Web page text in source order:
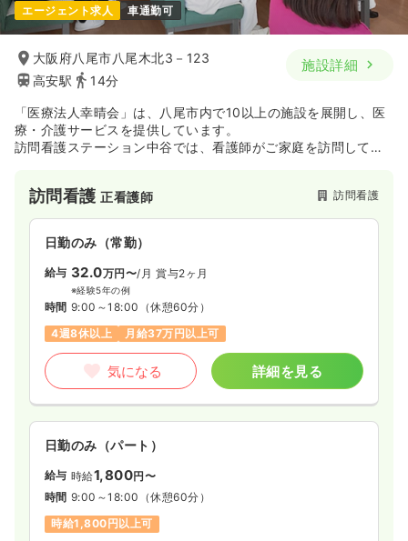
エージェント求人 車通勤可
大阪府八尾市八尾木北3－123
高安駅
14分
施設詳細
「医療法人幸晴会」は、八尾市内で10以上の施設を展開し、医
療・介護サービスを提供しています。
訪問看護ステーション中谷では、看護師がご家庭を訪問して、
訪問看護正看護師 訪問看護
日勤のみ（常勤）
給与 32.0万円〜/月 賞与2ヶ月
※経験5年の例
時間 9:00～18:00 （休憩60分）
4週8休以上
月給37万円以上可
気になる 詳細を見る
日勤のみ（パート）
給与 時給1,800円〜
時間 9:00～18:00 （休憩60分）
時給1,800円以上可